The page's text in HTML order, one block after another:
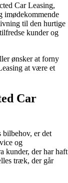
Car Leasing,
imødekommende
til den hurtige
kunder og
ønsker at forny
at være et
Car
bilbehov, er det
og
kunder, der har haft
træk, der går